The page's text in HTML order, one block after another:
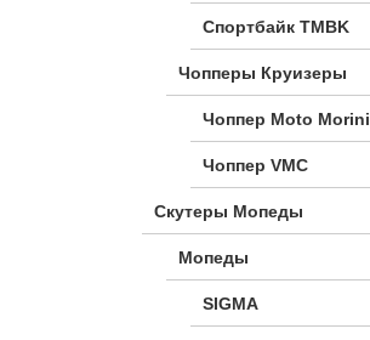
Спортбайк TMBK
Чопперы Круизеры
Чоппер Moto Morini
Чоппер VMC
Скутеры Мопеды
Мопеды
SIGMA